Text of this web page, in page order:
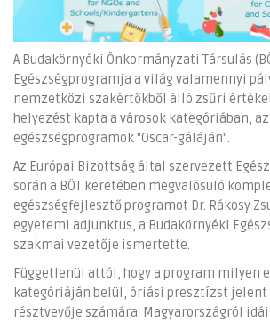
A Budakörnyéki Önkormányzati Társulás
Egészségprogramja a világ valamennyi
nemzetközi szakértőkből álló zsűri
helyezést kapta a városok kategóriában, az
egészségprogramok "Oscar-gáláján".
Az Európai Bizottság által szervezett
során a BÖT keretében megvalósuló
egészségfejlesztő programot Dr. Rákosy
egyetemi adjunktus, a Budakörnyéki
szakmai vezetője ismertette.
Függetlenül attól, hogy a program milyen
kategóriáján belül, óriási presztízst jelent
résztvevője számára. Magyarországról